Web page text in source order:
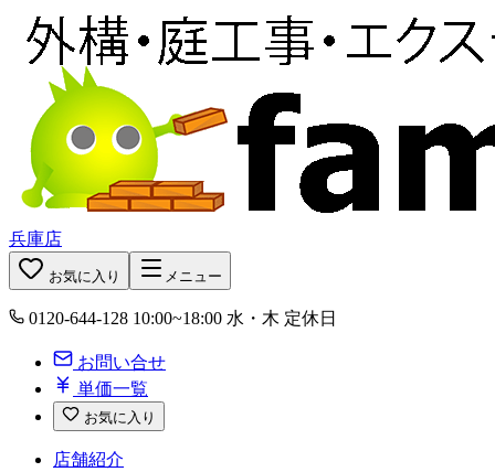
兵庫店
お気に入り メニュー
0120-644-128 10:00~18:00 水・木 定休日
お問い合せ
単価一覧
お気に入り
店舗紹介